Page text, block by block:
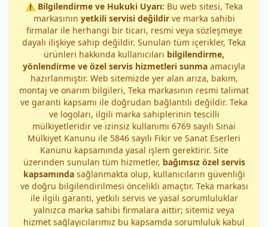
⚠️ Bilgilendirme ve Hukuki Uyarı: Bu web sitesi, Teka
markasının yetkili servisi değildirve marka sahibi
firmalar ile herhangi bir ticari, resmi veya sözleşmeye
dayalı ilişkiye sahip değildir. Sunulan tüm içerikler, Teka
ürünleri hakkında kullanıcıları bilgilendirme,
yönlendirme ve özel servis hizmetleri sunma amacıyla
hazırlanmıştır. Web sitemizde yer alan arıza, bakım,
montaj ve onarım bilgileri, Teka markasının resmi talimat
ve garanti kapsamı ile doğrudan bağlantılı değildir. Teka
ve logoları, ilgili marka sahiplerinin tescilli
mülkiyetleridir ve izinsiz kullanımı 6769 sayılı Sınai
Mülkiyet Kanunu ile 5846 sayılı Fikir ve Sanat Eserleri
Kanunu kapsamında yasal işlem gerektirir. Site
üzerinden sunulan tüm hizmetler, bağımsız özel servis
kapsamındasağlanmakta olup, kullanıcıların güvenliği
ve doğru bilgilendirilmesi öncelikli amaçtır. Teka markası
ile ilgili garanti, yetkili servis ve yasal sorumluluklar
yalnızca marka sahibi firmalara aittir; sitemiz veya
hizmet sağlayıcılarımız bu kapsamda sorumluluk kabul